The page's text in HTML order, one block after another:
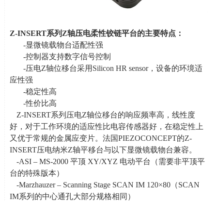
Z-INSERT系列 Z轴压电柔性铰链平台的主要特点：
-显微镜载物台适配性强
-控制器支持数字信号控制
-压电Z轴位移台采用 Silicon HR sensor，设备的环境适
应性强
-稳定性高
-性价比高
Z-INSERT系列压电Z轴位移台的响应频率高，线性度
好，对于工作环境的适应性比电容传感器好，在稳定性上
又优于常规的金属应变片。法国PIEZOCONCEPT的Z-
INSERT压电纳米Z轴平移台与以下显微镜载物台兼容。
-ASI –MS-2000 平顶 XY/XYZ 电动平台（需要非平顶平
台的特殊版本）
-Marzhauzer – Scanning Stage SCAN IM 120×80（SCAN
IM系列的中心通孔大部分规格相同）